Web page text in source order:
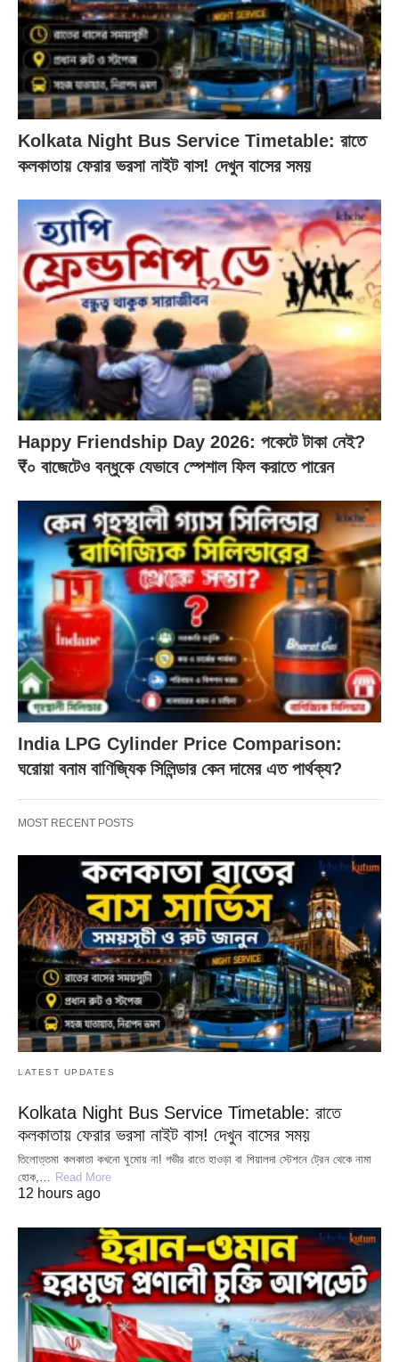
Kolkata Night Bus Service Timetable: রাতে
কলকাতায় ফেরার ভরসা নাইট বাস! দেখুন বাসের সময়
Happy Friendship Day 2026: পকেটে টাকা নেই?
₹০ বাজেটেও বন্ধুকে যেভাবে স্পেশাল ফিল করাতে পারেন
India LPG Cylinder Price Comparison:
ঘরোয়া বনাম বাণিজ্যিক সিলিন্ডার কেন দামের এত পার্থক্য?
MOST RECENT POSTS
LATEST UPDATES
Kolkata Night Bus Service Timetable: রাতে
কলকাতায় ফেরার ভরসা নাইট বাস! দেখুন বাসের সময়
তিলোত্তমা কলকাতা কখনো ঘুমোয় না! গভীর রাতে হাওড়া বা শিয়ালদা স্টেশনে ট্রেন থেকে নামা
হোক,… Read More
12 hours ago